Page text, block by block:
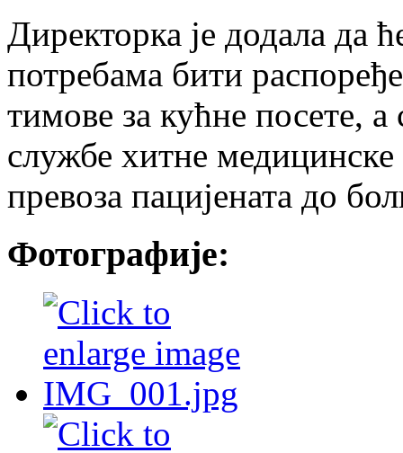
Директорка је додала да
потребама бити
тимове за кућне посете, а
службе хитне
превоза пацијената до
Фотографије: